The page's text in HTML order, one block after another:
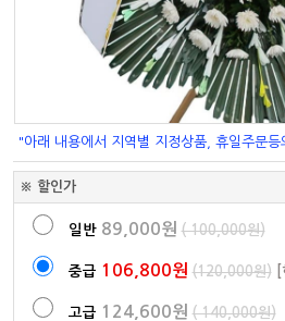
"아래 내용에서 지역별 지정상품, 휴일주문
※ 할인가
일반 89,000원 ( 100,000원)
중급 106,800원 (120,000원)
고급 124,600원 ( 140,000원)